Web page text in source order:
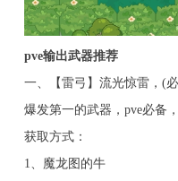
pve输出武器推荐
一、【雷弓】流光惊雷，(
爆发第一的武器，pve必备
获取方式：
1、魔龙图的牛